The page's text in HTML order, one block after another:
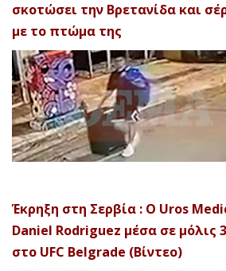
σκοτώσει την Βρετανίδα και
με το πτώμα της
Έκρηξη στη Σερβία : Ο Uros
Daniel Rodriguez μέσα σε μόλις
στο UFC Belgrade (Βίντεο)